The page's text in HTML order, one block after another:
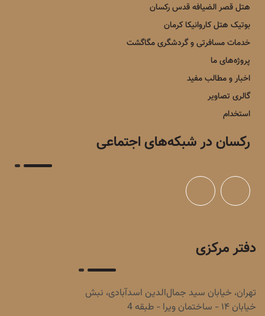
هتل قصر الضیافه قدس رکسان
بوتیک هتل کاروانیکا کرمان
خدمات مسافرتی و گردشگری مگاگشت
پروژه‌های ما
اخبار و مطالب مفید
گالری تصاویر
استخدام
رکسان در شبکه‌های اجتماعی
دفتر مرکزی
تهران، خیابان سید جمال‌الدین اسدآبادی، نبش
خیابان ۱۴ - ساختمان ویرا - طبقه 4